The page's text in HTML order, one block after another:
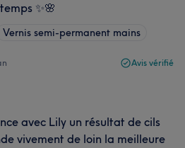
✨🌸
Vernis semi-permanent mains
Avis vérifié
avec Lily un résultat de cils
vivement de loin la meilleure